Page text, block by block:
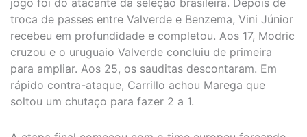
troca de passes entre Valverde e Benzema, Vini Júnior
recebeu em profundidade e completou. Aos 17, Modric
cruzou e o uruguaio Valverde concluiu de primeira
para ampliar. Aos 25, os sauditas descontaram. Em
rápido contra-ataque, Carrillo achou Marega que
soltou um chutaço para fazer 2 a 1.